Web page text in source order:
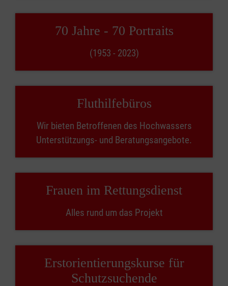
70 Jahre - 70 Portraits
(1953 - 2023)
Fluthilfebüros
Wir bieten Betroffenen des Hochwassers
Unterstützungs- und Beratungsangebote.
Frauen im Rettungsdienst
Alles rund um das Projekt
Erstorientierungskurse für
Schutzsuchende